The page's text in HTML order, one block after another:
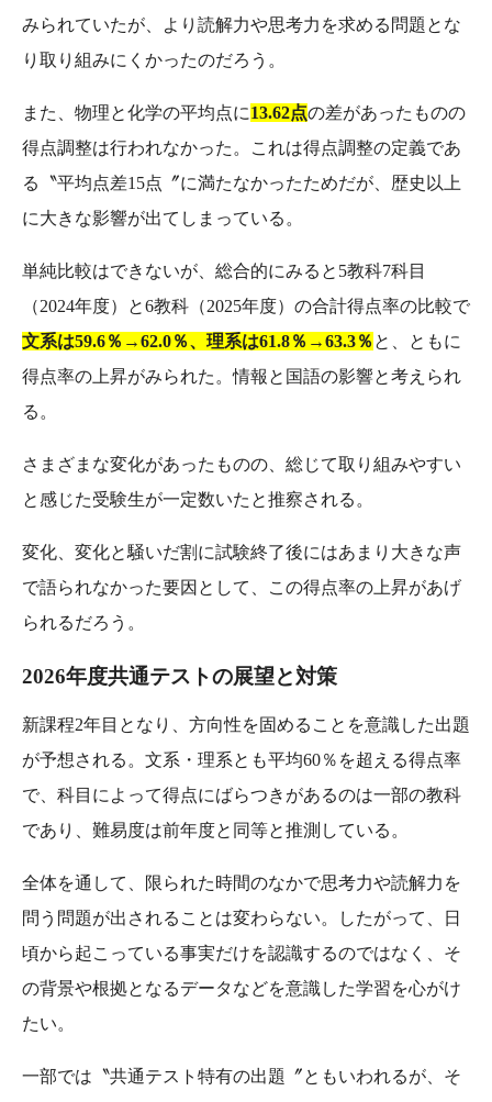
みられていたが、より読解力や思考力を求める問題とな
り取り組みにくかったのだろう。
また、物理と化学の平均点に13.62点の差があったものの
得点調整は行われなかった。これは得点調整の定義であ
る〝平均点差15点〞に満たなかったためだが、歴史以上
に大きな影響が出てしまっている。
単純比較はできないが、総合的にみると5教科7科目
（2024年度）と6教科（2025年度）の合計得点率の比較で
文系は59.6％→62.0％、理系は61.8％→63.3％ と、ともに
得点率の上昇がみられた。情報と国語の影響と考えられ
る。
さまざまな変化があったものの、総じて取り組みやすい
と感じた受験生が一定数いたと推察される。
変化、変化と騒いだ割に試験終了後にはあまり大きな声
で語られなかった要因として、この得点率の上昇があげ
られるだろう。
2026年度共通テストの展望と対策
新課程2年目となり、方向性を固めることを意識した出題
が予想される。文系・理系とも平均60％を超える得点率
で、科目によって得点にばらつきがあるのは一部の教科
であり、難易度は前年度と同等と推測している。
全体を通して、限られた時間のなかで思考力や読解力を
問う問題が出されることは変わらない。したがって、日
頃から起こっている事実だけを認識するのではなく、そ
の背景や根拠となるデータなどを意識した学習を心がけ
たい。
一部では〝共通テスト特有の出題〞ともいわれるが、そ